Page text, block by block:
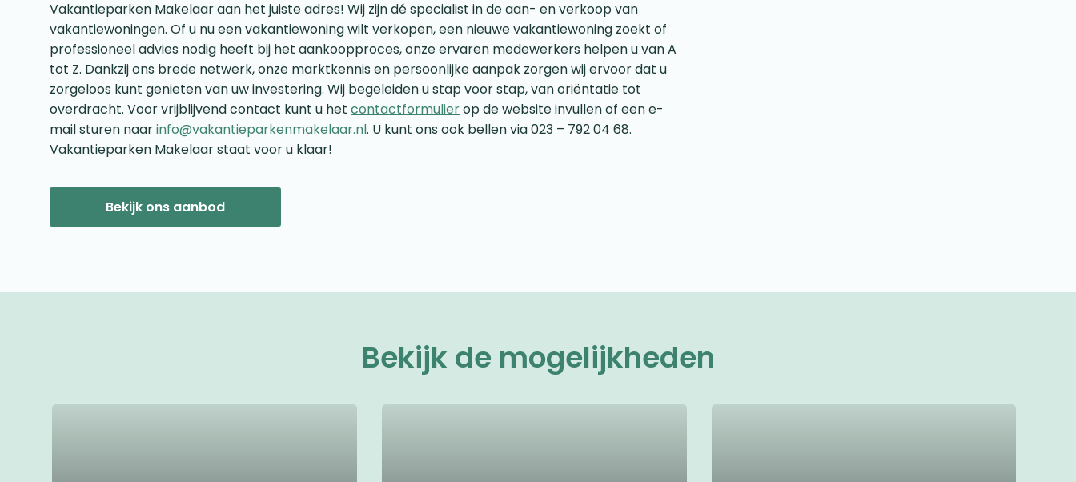
Vakantieparken Makelaar aan het juiste adres! Wij zijn dé specialist in de aan- en verkoop van
vakantiewoningen. Of u nu een vakantiewoning wilt verkopen, een nieuwe vakantiewoning zoekt of
professioneel advies nodig heeft bij het aankoopproces, onze ervaren medewerkers helpen u van A
tot Z. Dankzij ons brede netwerk, onze marktkennis en persoonlijke aanpak zorgen wij ervoor dat u
zorgeloos kunt genieten van uw investering. Wij begeleiden u stap voor stap, van oriëntatie tot
overdracht. Voor vrijblijvend contact kunt u het contactformulierop de website invullen of een e-
mail sturen naarinfo@vakantieparkenmakelaar.nl. U kunt ons ook bellen via 023 – 792 04 68.
Vakantieparken Makelaar staat voor u klaar!
Bekijk ons aanbod
Bekijk de mogelijkheden